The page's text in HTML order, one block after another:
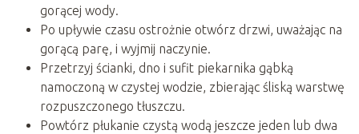
gorącej wody.
Po upływie czasu ostrożnie otwórz drzwi, uważając na
gorącą parę, i wyjmij naczynie.
Przetrzyj ścianki, dno i sufit piekarnika gąbką
namoczoną w czystej wodzie, zbierając śliską warstwę
rozpuszczonego tłuszczu.
Powtórz płukanie czystą wodą jeszcze jeden lub dwa